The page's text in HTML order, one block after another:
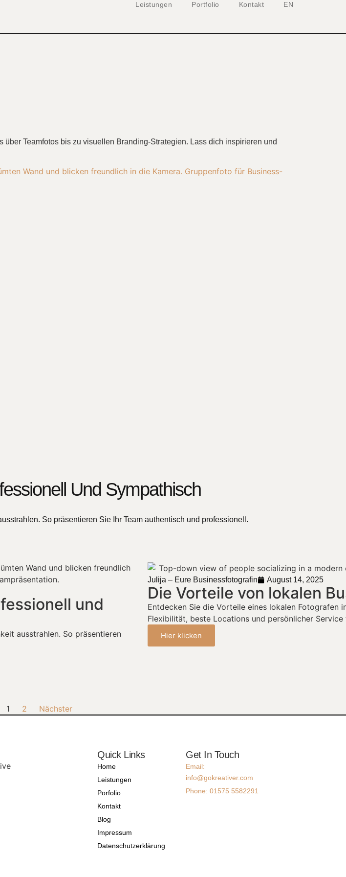
Leistungen Portfolio Kontakt EN
Teamfotos bis zu visuellen Branding-Strategien. Lass dich inspirieren und
Und Sympathisch
So präsentieren Sie Ihr Team authentisch und professionell.
und
ausstrahlen. So präsentieren
Julija – Eure Businessfotografin August 14, 2025
Die Vorteile von lokalen
Entdecken Sie die Vorteile eines lokalen Fotografen
Flexibilität, beste Locations und persönlicher Service
Hier klicken
1 2 Nächster
Quick Links
Home
Leistungen
Porfolio
Kontakt
Blog
Impressum
Datenschutzerklärung
Get In Touch
Email:
info@gokreativer.com
Phone: 01575 5582291